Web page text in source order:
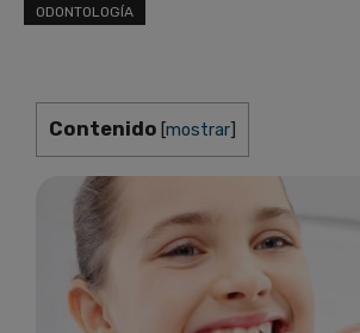
ODONTOLOGÍA
Contenido [mostrar]